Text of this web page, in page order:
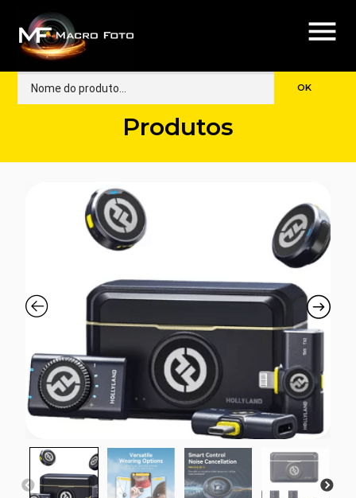
menu
Produtos